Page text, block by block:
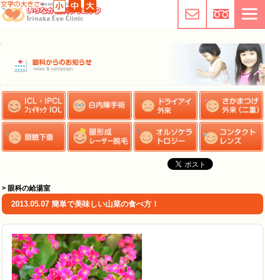
> 眼科の給湯室
2013.05.07 簡単で美味しい山菜の食べ方！